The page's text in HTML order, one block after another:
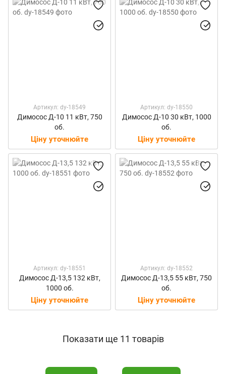
Артикул: dy-18549
Димосос Д-10 11 кВт, 750
об.
Ціну уточнюйте
Артикул: dy-18550
Димосос Д-10 30 кВт, 1000
об.
Ціну уточнюйте
Артикул: dy-18551
Димосос Д-13,5 132 кВт,
1000 об.
Ціну уточнюйте
Артикул: dy-18552
Димосос Д-13,5 55 кВт, 750
об.
Ціну уточнюйте
Показати ще 11 товарів